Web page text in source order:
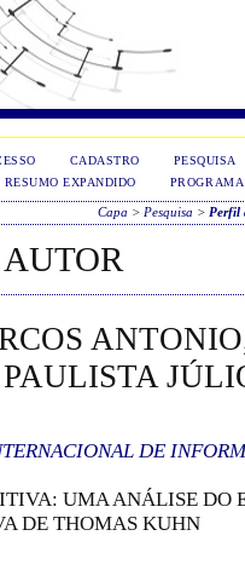
CADASTRO
PESQUISA
EXPANDIDO
PROGRAMA
Capa > Pesquisa > Perfil
DE
UMA ANÁLISE DO
DE THOMAS KUHN